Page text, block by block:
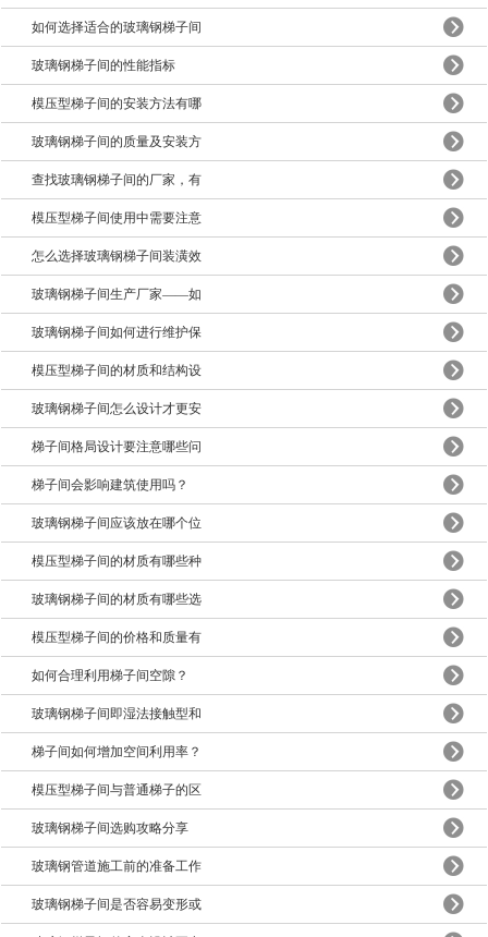
如何选择适合的玻璃钢梯子间
玻璃钢梯子间的性能指标
模压型梯子间的安装方法有哪
玻璃钢梯子间的质量及安装方
查找玻璃钢梯子间的厂家，有
模压型梯子间使用中需要注意
怎么选择玻璃钢梯子间装潢效
玻璃钢梯子间生产厂家——如
玻璃钢梯子间如何进行维护保
模压型梯子间的材质和结构设
玻璃钢梯子间怎么设计才更安
梯子间格局设计要注意哪些问
梯子间会影响建筑使用吗？
玻璃钢梯子间应该放在哪个位
模压型梯子间的材质有哪些种
玻璃钢梯子间的材质有哪些选
模压型梯子间的价格和质量有
如何合理利用梯子间空隙？
玻璃钢梯子间即湿法接触型和
梯子间如何增加空间利用率？
模压型梯子间与普通梯子的区
玻璃钢梯子间选购攻略分享
玻璃钢管道施工前的准备工作
玻璃钢梯子间是否容易变形或